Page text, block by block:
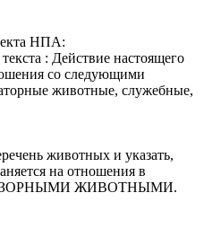
НПА:
: Действие настоящего
со следующими
животные, служебные,
животных и указать,
на отношения в
ЖИВОТНЫМИ.